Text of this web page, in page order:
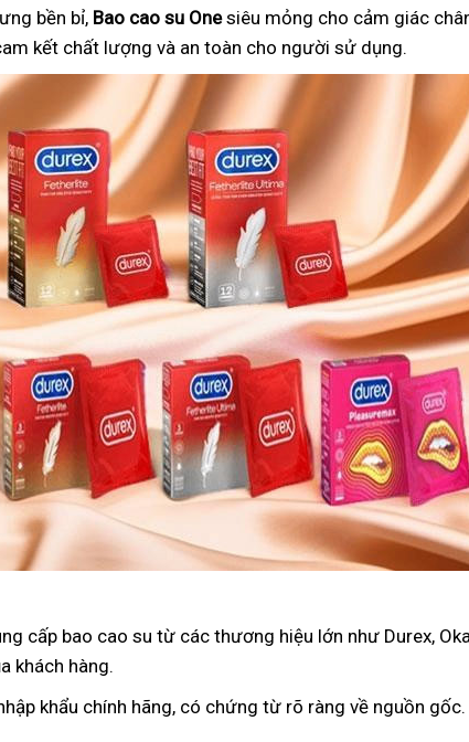
bền bỉ, Bao cao su Onesiêu mỏng cho cảm giác
kết chất lượng và an toàn cho người sử dụng.
cấp bao cao su từ các thương hiệu lớn như Durex,
khách hàng.
khẩu chính hãng, có chứng từ rõ ràng về nguồn